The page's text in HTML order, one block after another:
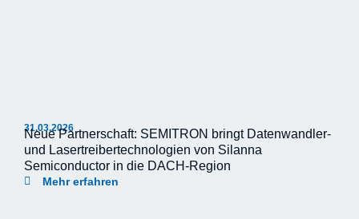
31.03.2026
Neue Partnerschaft: SEMITRON bringt Datenwandler-
und Lasertreibertechnologien von Silanna
Semiconductor in die DACH-Region
Mehr erfahren